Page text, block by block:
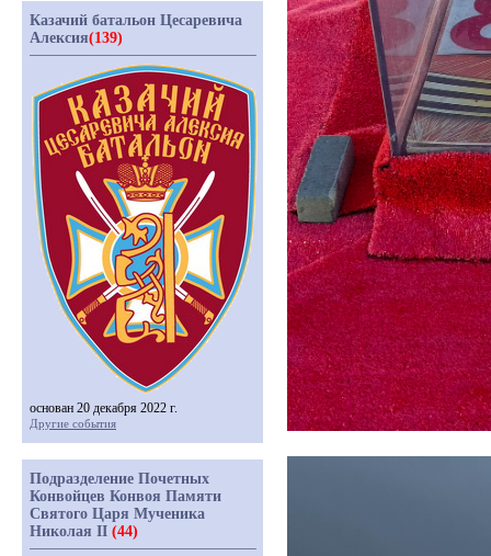
Казачий батальон Цесаревича
Алексия(139)
основан 20 декабря 2022 г.
Другие события
Подразделение Почетных
Конвойцев Конвоя Памяти
Святого Царя Мученика
Николая II (44)